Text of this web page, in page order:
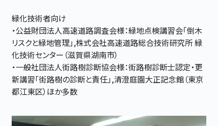
緑化技術者向け
・公益財団法人高速道路調査会様：緑地点検講習会「倒木
リスクと緑地管理」,株式会社高速道路総合技術研究所 緑
化技術センター（滋賀県湖南市）
・一般社団法人街路樹診断協会様：街路樹診断士認定・更
新講習「街路樹の診断と責任」,清澄庭園大正記念館（東京
都江東区）ほか多数